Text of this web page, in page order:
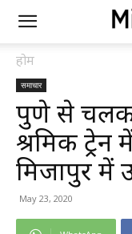
होम
समाचार
पुणे से
श्रमिक ट्रेन
मिर्जापुर में
May 23, 2020